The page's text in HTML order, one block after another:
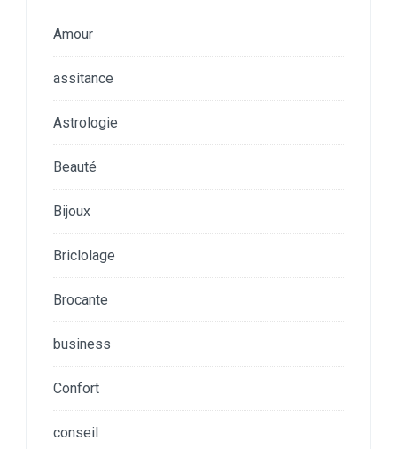
Amour
assitance
Astrologie
Beauté
Bijoux
Briclolage
Brocante
business
Confort
conseil